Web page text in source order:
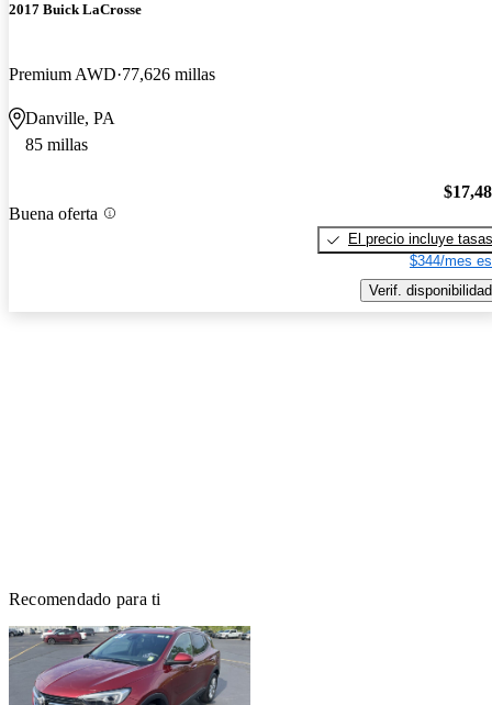
2017 Buick LaCrosse
Premium AWD 77,626 millas
Danville, PA
85 millas
Buena oferta
El precio incluye tasas
$344/mes
Verif. disponibilidad
Recomendado para ti